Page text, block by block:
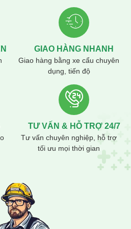
bồn trộn có khả năng làm nguội, phù
làm nguội để giữ nguyên tính chất hóa
là một thiết bị quan trọng trong nhiều
cao chất lượng sản phẩm, tiết kiệm thời
đảm bảo an toàn lao động. Việc lựa
phù hợp sẽ mang lại nhiều lợi ích cho
GIAO HÀNG NHANH
Giao hàng bằng xe cẩu chuyên
dụng, tiến độ
TƯ VẤN & HỖ TRỢ 24/7
Tư vấn chuyên nghiệp, hỗ trợ
tối ưu mọi thời gian